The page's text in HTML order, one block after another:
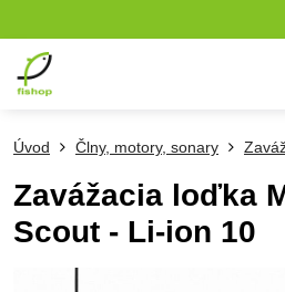
Úvod Člny, motory, sonary
Zavážacia loďka
Scout - Li-ion 10